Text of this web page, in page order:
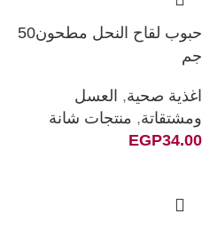
حبوب لقاح النحل مطحون50
جم
اغذية صحية, العسل
ومشتقاتة, منتجات شانة
EGP34.00